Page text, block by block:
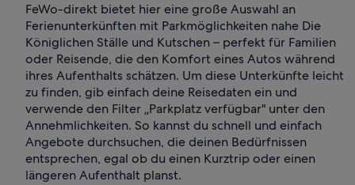
FeWo-direkt bietet hier eine große Auswahl an
Ferienunterkünften mit Parkmöglichkeiten nahe Die
Königlichen Ställe und Kutschen – perfekt für Familien
oder Reisende, die den Komfort eines Autos während
ihres Aufenthalts schätzen. Um diese Unterkünfte leicht
zu finden, gib einfach deine Reisedaten ein und
verwende den Filter „Parkplatz verfügbar" unter den
Annehmlichkeiten. So kannst du schnell und einfach
Angebote durchsuchen, die deinen Bedürfnissen
entsprechen, egal ob du einen Kurztrip oder einen
längeren Aufenthalt planst.